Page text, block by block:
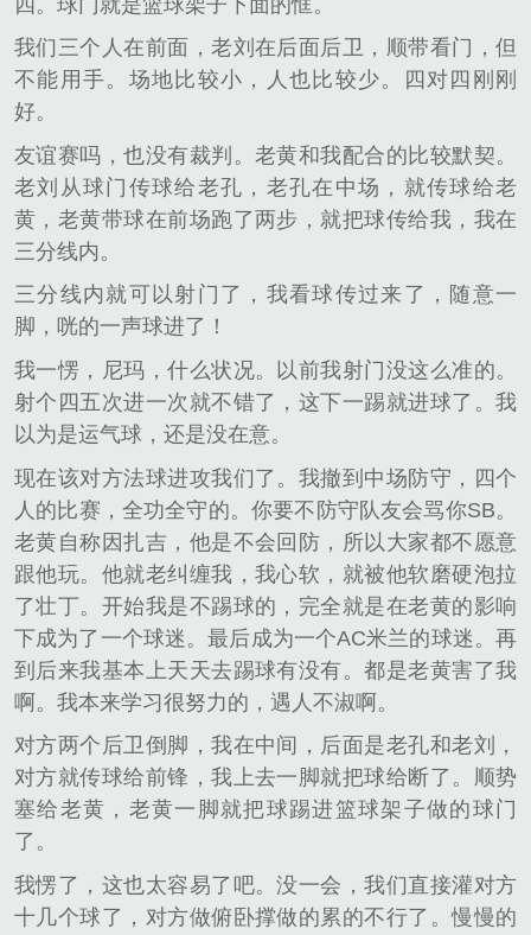
我们三个人在前面，老刘在后面后卫，顺带看门，但
不能用手。场地比较小，人也比较少。四对四刚刚
好。
友谊赛吗，也没有裁判。老黄和我配合的比较默契。
老刘从球门传球给老孔，老孔在中场，就传球给老
黄，老黄带球在前场跑了两步，就把球传给我，我在
三分线内。
三分线内就可以射门了，我看球传过来了，随意一
脚，咣的一声球进了！
我一愣，尼玛，什么状况。以前我射门没这么准的。
射个四五次进一次就不错了，这下一踢就进球了。我
以为是运气球，还是没在意。
现在该对方法球进攻我们了。我撤到中场防守，四个
人的比赛，全功全守的。你要不防守队友会骂你SB。
老黄自称因扎吉，他是不会回防，所以大家都不愿意
跟他玩。他就老纠缠我，我心软，就被他软磨硬泡拉
了壮丁。开始我是不踢球的，完全就是在老黄的影响
下成为了一个球迷。最后成为一个AC米兰的球迷。再
到后来我基本上天天去踢球有没有。都是老黄害了我
啊。我本来学习很努力的，遇人不淑啊。
对方两个后卫倒脚，我在中间，后面是老孔和老刘，
对方就传球给前锋，我上去一脚就把球给断了。顺势
塞给老黄，老黄一脚就把球踢进篮球架子做的球门
了。
我愣了，这也太容易了吧。没一会，我们直接灌对方
十几个球了，对方做俯卧撑做的累的不行了。慢慢的